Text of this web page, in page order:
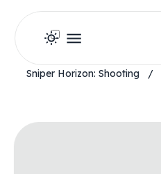
/
Sniper Horizon: Shooting